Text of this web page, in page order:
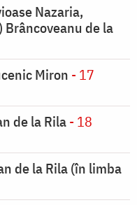
Nazaria,
de la
Miron - 17
de la Rila- 18
de la Rila (în limba